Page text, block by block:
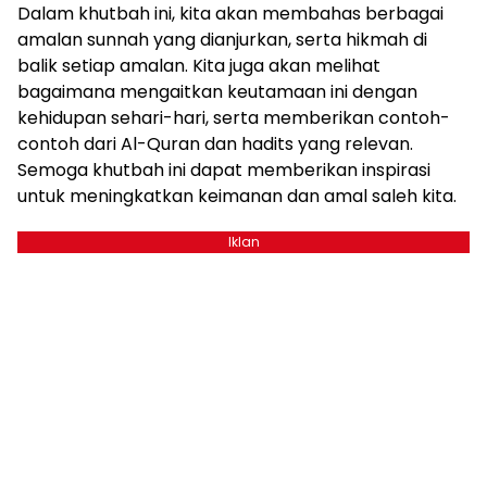
Dalam khutbah ini, kita akan membahas berbagai
amalan sunnah yang dianjurkan, serta hikmah di
balik setiap amalan. Kita juga akan melihat
bagaimana mengaitkan keutamaan ini dengan
kehidupan sehari-hari, serta memberikan contoh-
contoh dari Al-Quran dan hadits yang relevan.
Semoga khutbah ini dapat memberikan inspirasi
untuk meningkatkan keimanan dan amal saleh kita.
Iklan